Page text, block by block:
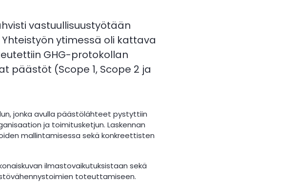
vastuullisuustyötään
ytimessä oli kattava
GHG-protokollan
päästöt (Scope 1, Scope 2 ja
jonka avulla päästölähteet pystyttiin
ja toimitusketjun. Laskennan
mallintamisessa sekä konkreettisten
ilmastovaikutuksistaan sekä
toteuttamiseen.